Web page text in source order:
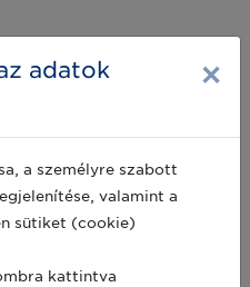
adatok
×
a személyre szabott
valamint a
sütiket (cookie)
kattintva